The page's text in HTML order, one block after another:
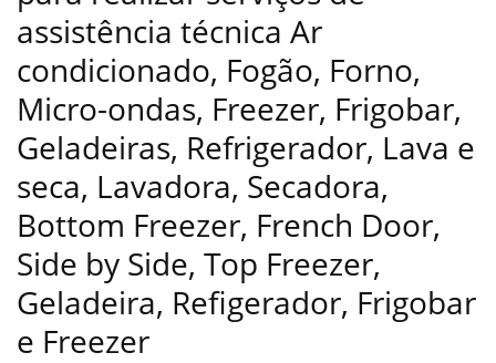
assistência técnica Ar
condicionado, Fogão, Forno,
Micro-ondas, Freezer, Frigobar,
Geladeiras, Refrigerador, Lava e
seca, Lavadora, Secadora,
Bottom Freezer, French Door,
Side by Side, Top Freezer,
Geladeira, Refigerador, Frigobar
e Freezer